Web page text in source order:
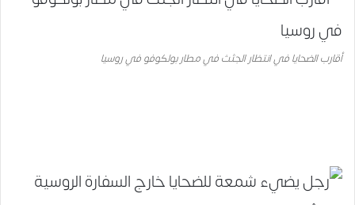
أقارب الضحايا في انتظار الجثث في مطار بولكوفو في روسيا